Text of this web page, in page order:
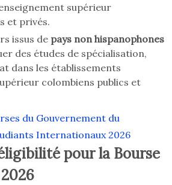
supérieur
et privés.
issus de pays non hispanophones
des études de spécialisation,
dans les établissements
colombiens publics et
du Gouvernement du
Internationaux 2026
pour la Bourse